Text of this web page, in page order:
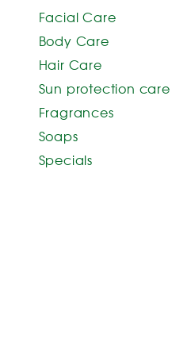
Facial Care
Body Care
Hair Care
Sun protection care
Fragrances
Soaps
Specials